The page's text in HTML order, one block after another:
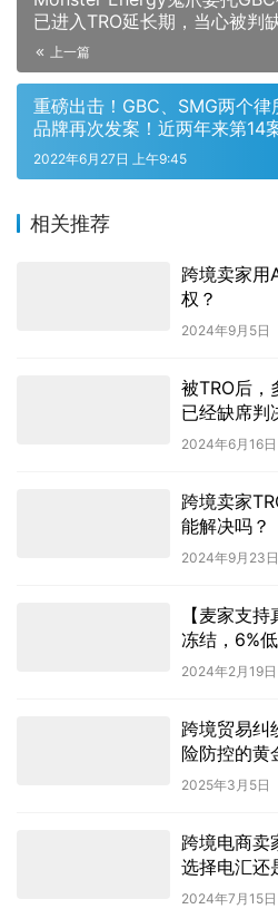
已进入TRO延长期，当心被判
了！上一篇
重磅出击！GBC、SMG两个
品牌再次发案！近两年来第14
2022年6月27日 上午9:45
相关推荐
跨境卖家用
权？
2024年9月5日
被TRO后，
已经缺席判
2024年6月16日
跨境卖家
能解决吗？
2024年9月23日
【麦家支
冻结，6%
车？又何须
2024年2月19日
跨境贸易纠
险防控的黄
2025年3月5日
跨境电商卖
选择电汇还
铺？
2024年7月15日